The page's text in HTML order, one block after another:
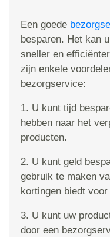
Een goede
besparen. Het kan
sneller en
zijn enkele
bezorgservice:
1. U kunt tijd
hebben naar het
producten.
2. U kunt geld
gebruik te maken
kortingen biedt
3. U kunt uw
door een